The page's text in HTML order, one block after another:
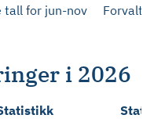
tall for jun-nov
i 2026